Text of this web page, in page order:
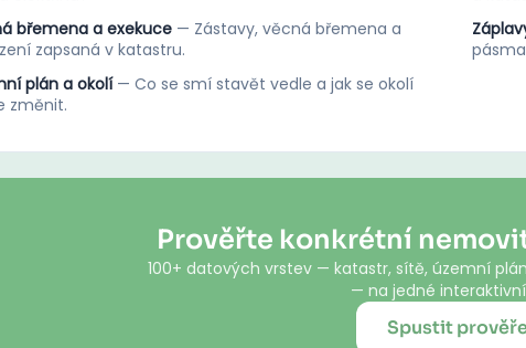
břemena a exekuce — Zástavy, věcná břemena a
zapsaná v katastru.
plán a okolí — Co se smí stavět vedle a jak se okolí
změnit.
Prověřte konkrétní
100+ datových vrstev — katastr, sítě, územní
— na jedné
Spustit